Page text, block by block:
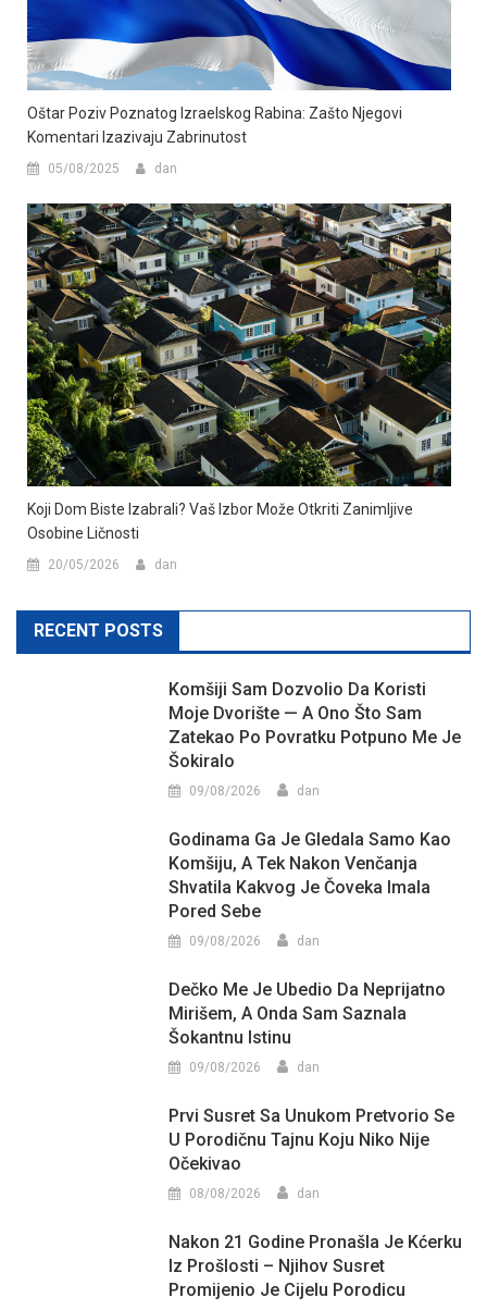
Oštar Poziv Poznatog Izraelskog Rabina: Zašto Njegovi
Komentari Izazivaju Zabrinutost
05/08/2025 dan
Koji Dom Biste Izabrali? Vaš Izbor Može Otkriti Zanimljive
Osobine Ličnosti
20/05/2026 dan
RECENT POSTS
Komšiji Sam Dozvolio Da Koristi
Moje Dvorište — A Ono Što Sam
Zatekao Po Povratku Potpuno Me Je
Šokiralo
09/08/2026 dan
Godinama Ga Je Gledala Samo Kao
Komšiju, A Tek Nakon Venčanja
Shvatila Kakvog Je Čoveka Imala
Pored Sebe
09/08/2026 dan
Dečko Me Je Ubedio Da Neprijatno
Mirišem, A Onda Sam Saznala
Šokantnu Istinu
09/08/2026 dan
Prvi Susret Sa Unukom Pretvorio Se
U Porodičnu Tajnu Koju Niko Nije
Očekivao
08/08/2026 dan
Nakon 21 Godine Pronašla Je Kćerku
Iz Prošlosti – Njihov Susret
Promijenio Je Cijelu Porodicu